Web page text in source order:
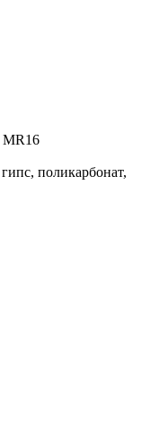
MR16
поликарбонат,